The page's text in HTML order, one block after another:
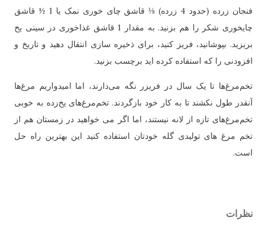
فنجان زرده (حدود 4 زرده) ⅛ قاشق چای خوری نمک یا 1 ½ قاشق
چایخوری شکر را هم بزنید. به مقدار 1 قاشق غذاخوری در سینی یخ
بریزید. بپوشانید، فریز کنید، برای ذخیره سازی انتقال دهید و تاریخ و
افزودنی را که استفاده کرده اید برچسب بزنید.
تخم‌مرغ‌ها تا یک سال در فریزر نگه می‌دارند، اما امیدواریم مرغ‌ها
آنقدر طول نکشند تا به کار خود بازگردند. تخم‌مرغ‌های یخ‌زده به خوبی
تخم‌مرغ‌های تازه از لانه نیستند، اما اگر می خواهید در زمستان هم از
تخم مرغ های تولیدی گله خودتان استفاده کنید این بهترین راه حل
است.
نظرات